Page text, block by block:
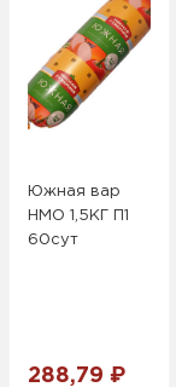
Южная вар
НМО 1,5КГ П1
60сут
288,79 ₽